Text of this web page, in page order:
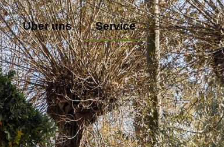
Über uns Service